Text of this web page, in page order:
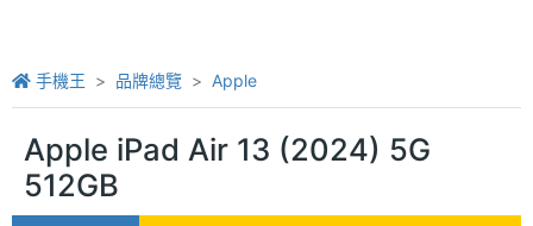
手機王 品牌總覽 Apple
Apple iPad Air 13 (2024) 5G
512GB